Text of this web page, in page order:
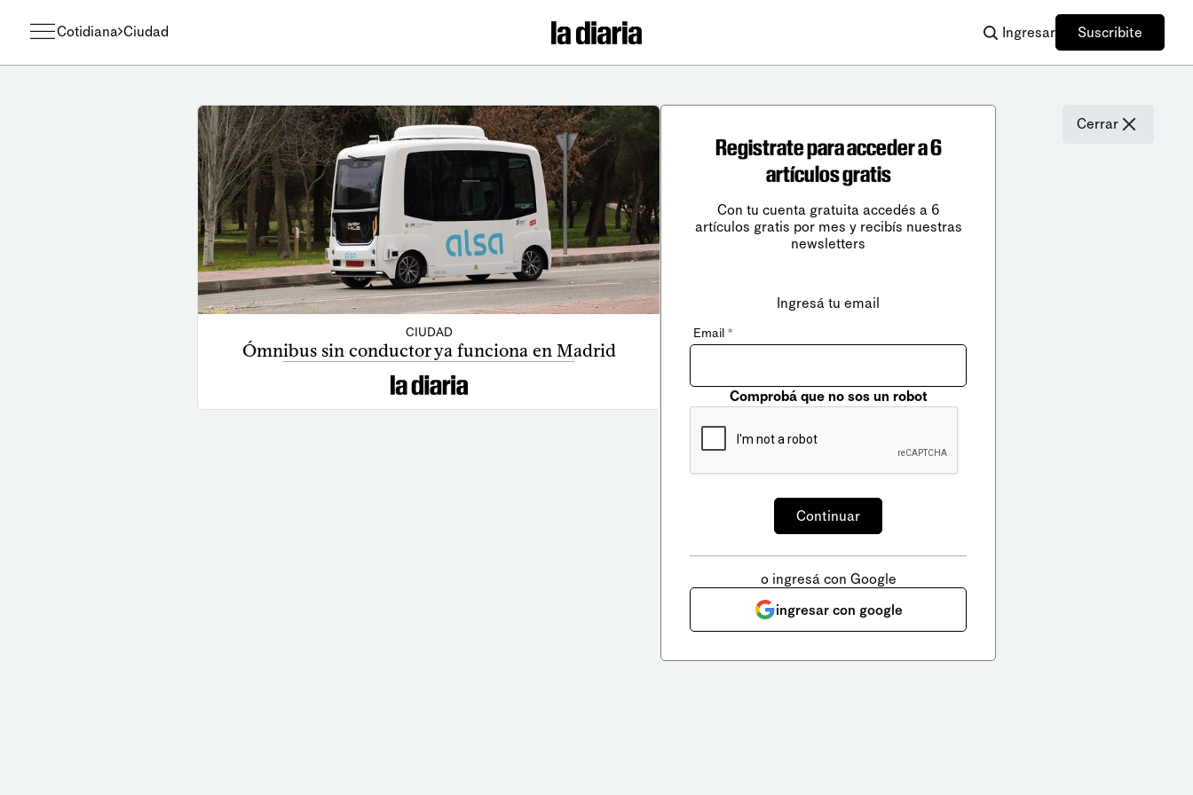
Cotidiana Ciudad Ingresar Suscribite
CIUDAD
Ómnibus sin conductor ya funciona en Madrid
Cerrar
Registrate para acceder a 6
artículos gratis
Con tu cuenta gratuita accedés a 6
artículos gratis por mes y recibís nuestras
newsletters
Ingresá tu email
Email *
Comprobá que no sos un robot
o ingresá con Google
ingresar con google